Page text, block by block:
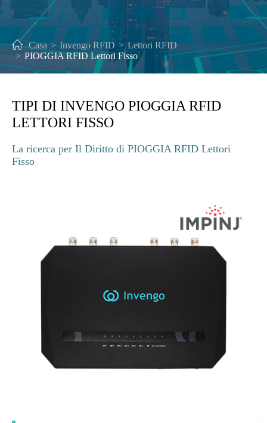
Casa Invengo RFID
Lettori RFID
PIOGGIA RFID Lettori Fisso
TIPI DI INVENGO PIOGGIA RFID
LETTORI FISSO
La ricerca per Il Diritto di PIOGGIA RFID Lettori
Fisso